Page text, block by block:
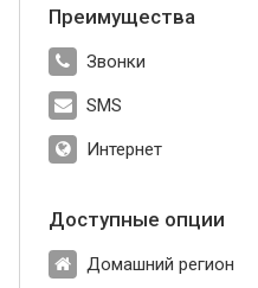
Преимущества
Звонки
SMS
Интернет
Доступные опции
Домашний регион